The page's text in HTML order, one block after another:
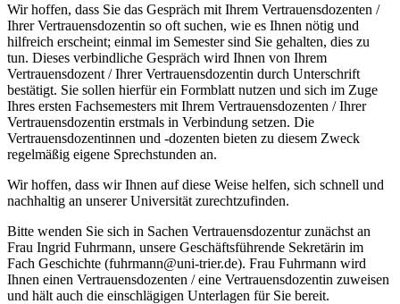
Wir hoffen, dass Sie das Gespräch mit Ihrem Vertrauensdozenten /
Ihrer Vertrauensdozentin so oft suchen, wie es Ihnen nötig und
hilfreich erscheint; einmal im Semester sind Sie gehalten, dies zu
tun. Dieses verbindliche Gespräch wird Ihnen von Ihrem
Vertrauensdozent / Ihrer Vertrauensdozentin durch Unterschrift
bestätigt. Sie sollen hierfür ein Formblatt nutzen und sich im Zuge
Ihres ersten Fachsemesters mit Ihrem Vertrauensdozenten / Ihrer
Vertrauensdozentin erstmals in Verbindung setzen. Die
Vertrauensdozentinnen und -dozenten bieten zu diesem Zweck
regelmäßig eigene Sprechstunden an.
Wir hoffen, dass wir Ihnen auf diese Weise helfen, sich schnell und
nachhaltig an unserer Universität zurechtzufinden.
Bitte wenden Sie sich in Sachen Vertrauensdozentur zunächst an
Frau Ingrid Fuhrmann, unsere Geschäftsführende Sekretärin im
Fach Geschichte (fuhrmann@uni-trier.de). Frau Fuhrmann wird
Ihnen einen Vertrauensdozenten / eine Vertrauensdozentin zuweisen
und hält auch die einschlägigen Unterlagen für Sie bereit.